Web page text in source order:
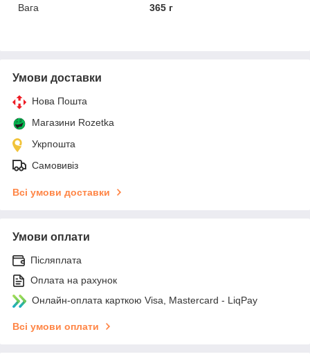
Вага
365 г
Умови доставки
Нова Пошта
Магазини Rozetka
Укрпошта
Самовивіз
Всі умови доставки
Умови оплати
Післяплата
Оплата на рахунок
Онлайн-оплата карткою Visa, Mastercard - LiqPay
Всі умови оплати